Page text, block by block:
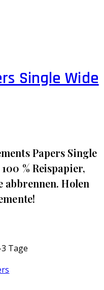
Single Wide
Papers Single
% Reispapier,
abbrennen. Holen
Tage